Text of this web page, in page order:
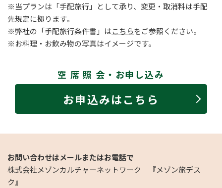
※当プランは「手配旅行」として承り、変更・取消料は手配
先規定に拠ります。
※弊社の「手配旅行条件書」はこちらをご参照ください。
※お料理・お飲み物の写真はイメージです。
空 席 照 会・お申し込み
お申込みはこちら
お問い合わせはメールまたはお電話で
株式会社メゾンカルチャーネットワーク 『メゾン旅デス
ク』